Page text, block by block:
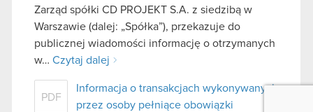
Zarząd spółki CD PROJEKT S.A. z siedzibą w
Warszawie (dalej: „Spółka”), przekazuje do
publicznej wiadomości informację o otrzymanych
w… Czytaj dalej
PDF
Informacja o transakcjach wykonywanych
przez osoby pełniące obowiązki